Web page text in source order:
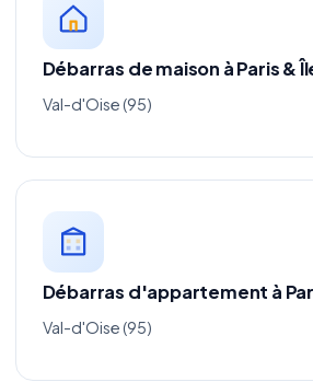
Débarras de maison à Paris &
Val-d'Oise (95)
Débarras d'appartement à
Val-d'Oise (95)